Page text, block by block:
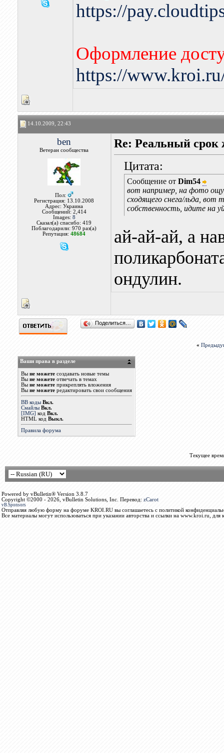
https://
Оформление
https://
14.10.2009, 22:43
ben
Ветеран сообщества
Пол:
Регистрация: 13.10.2008
Адрес: Украина
Сообщений: 2,414
Images: 8
Сказал(а) спасибо: 419
Поблагодарили: 970 раз(а)
Репутация:48684
Re: Реальный
Цитата:
Сообщение от Dim54
вот например, на фото
сходящего снега/льда,
собственность, идите на
ай-ай-ай, а
ондулин.
Поделиться…
«
Ваши права в разделе
Вы не можетесоздавать новые темы
Вы не можетеотвечать в темах
Вы не можетеприкреплять вложения
Вы не можетередактировать свои сообщения
BB коды Вкл.
Смайлы Вкл.
[IMG] код Вкл.
HTML код Выкл.
Правила форума
Текущее
Powered by vBulletin® Version 3.8.7
Copyright ©2000 - 2026, vBulletin Solutions, Inc. Перевод: zCarot
vB.Sponsors
Отправляя любую форму на форуме KROI.RU вы соглашаетесь с политикой
Все материалы могут использоваться при указании авторства и ссылки на www.kroi.ru, для